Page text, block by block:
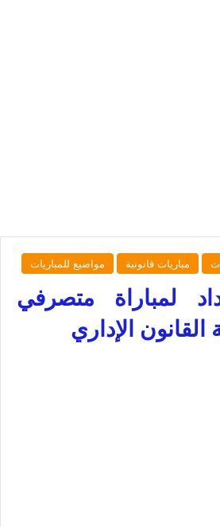
مباريات قانونية مواضيع للمباريات
لمباراة متصرفي
القانون الإداري